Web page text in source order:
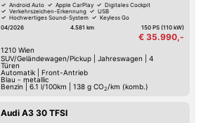
Android Auto Apple CarPlay
Digitales Cockpit
Verkehrszeichen-Erkennung
USB
Hochwertiges Sound-System
Keyless Go
04/2026 4.581 km 150 PS (110 kW)
€ 35.990,-
1210 Wien
SUV/Geländewagen/Pickup| Jahreswagen
4
Türen
Automatik| Front-Antrieb
Blau - metallic
Benzin
6.1 l/100km 138 g CO2 /km (komb.)
Audi A3 30 TFSI